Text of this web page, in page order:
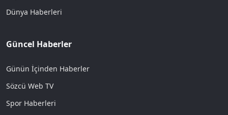
Dünya Haberleri
Güncel Haberler
Günün İçinden Haberler
Sözcü Web TV
Spor Haberleri